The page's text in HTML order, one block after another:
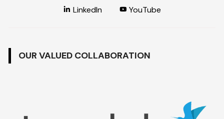
LinkedIn
YouTube
OUR VALUED COLLABORATION